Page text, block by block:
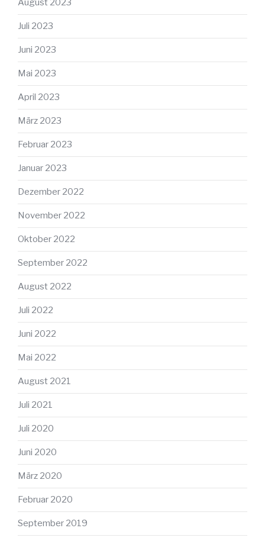
August 2023
Juli 2023
Juni 2023
Mai 2023
April 2023
März 2023
Februar 2023
Januar 2023
Dezember 2022
November 2022
Oktober 2022
September 2022
August 2022
Juli 2022
Juni 2022
Mai 2022
August 2021
Juli 2021
Juli 2020
Juni 2020
März 2020
Februar 2020
September 2019